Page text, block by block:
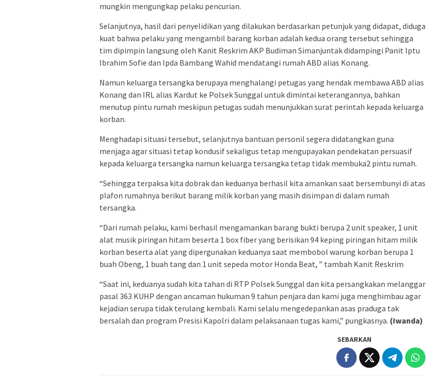
mungkin mengungkap pelaku pencurian.
Selanjutnya, hasil dari penyelidikan yang dilakukan berdasarkan petunjuk yang didapat, diduga
kuat bahwa pelaku yang mengambil barang korban adalah kedua orang tersebut sehingga
tim dipimpin langsung oleh Kanit Reskrim AKP Budiman Simanjuntak didampingi Panit Iptu
Ibrahim Sofie dan Ipda Bambang Wahid mendatangi rumah ABD alias Konang.
Namun keluarga tersangka berupaya menghalangi petugas yang hendak membawa ABD alias
Konang dan IRL alias Kardut ke Polsek Sunggal untuk dimintai keterangannya, bahkan
menutup pintu rumah meskipun petugas sudah menunjukkan surat perintah kepada keluarga
korban.
Menghadapi situasi tersebut, selanjutnya bantuan personil segera didatangkan guna
menjaga agar situasi tetap kondusif sekaligus tetap mengupayakan pendekatan persuasif
kepada keluarga tersangka namun keluarga tersangka tetap tidak membuka2 pintu rumah.
“Sehingga terpaksa kita dobrak dan keduanya berhasil kita amankan saat bersembunyi di atas
plafon rumahnya berikut barang milik korban yang masih disimpan di dalam rumah
tersangka.
“Dari rumah pelaku, kami berhasil mengamankan barang bukti berupa 2 unit speaker, 1 unit
alat musik piringan hitam beserta 1 box fiber yang berisikan 94 keping piringan hitam milik
korban beserta alat yang dipergunakan keduanya saat membobol warung korban berupa 1
buah Obeng, 1 buah tang dan 1 unit sepeda motor Honda Beat, ” tambah Kanit Reskrim
“Saat ini, keduanya sudah kita tahan di RTP Polsek Sunggal dan kita persangkakan melanggar
pasal 363 KUHP dengan ancaman hukuman 9 tahun penjara dan kami juga menghimbau agar
kejadian serupa tidak terulang kembali. Kami selalu mengedepankan asas praduga tak
bersalah dan program Presisi Kapolri dalam pelaksanaan tugas kami,” pungkasnya. (Iwanda)
SEBARKAN